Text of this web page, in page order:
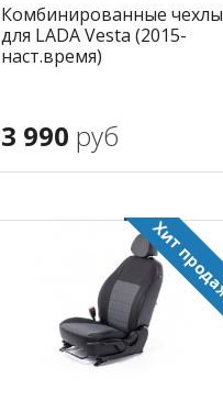
Комбинированные чехлы
для LADA Vesta (2015-
наст.время)
3 990 руб
В корзину